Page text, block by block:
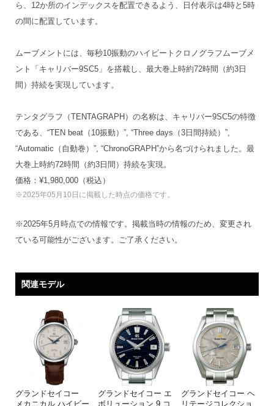
ら、12か所のインデックスを配置できるよう、日付表示は4時と5時
の間に配置しています。
ムーブメントには、毎秒10振動のハイビートクロノグラフムーブメ
ント「キャリバー9SC5」を搭載し、最大巻上時約72時間（約3日
間）持続を実現しています。
テンタグラフ（TENTAGRAPH）の名称は、キャリバー9SC5の特徴
である、“TEN beat（10振動）”, “Three days（3日間持続）”,
“Automatic（自動巻）”, “ChronoGRAPH”から名づけられました。最
大巻上時約72時間（約3日間）持続を実現。
価格：¥1,980,000（税込）
※2025年05月10日に掲載した時点の価格です。
※2025年5月時点での情報です。掲載当時の情報のため、変更され
ている可能性がございます。ご了承ください。
関連モデル
グランドセイコー
メカニカル ハイビー
グランドセイコー エ
ボリューション 9 コ
グランドセイコー ヘ
リテージコレクショ